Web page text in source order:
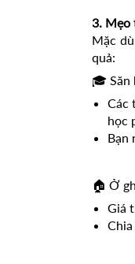
3. Mẹo
Mặc
quả:
🎓 Săn
Các
học
Bạn
🏠 Ở
Giá